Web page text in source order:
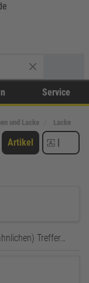
Service
und Lacke Lacke
Artikel |
Treffer…